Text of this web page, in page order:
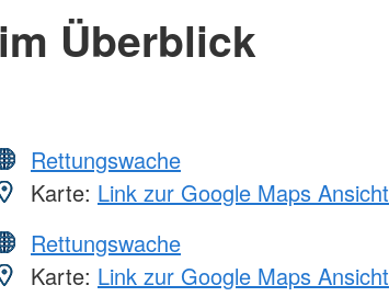
Überblick
Rettungswache
Karte: Link zur Google Maps Ansicht
Rettungswache
Karte: Link zur Google Maps Ansicht